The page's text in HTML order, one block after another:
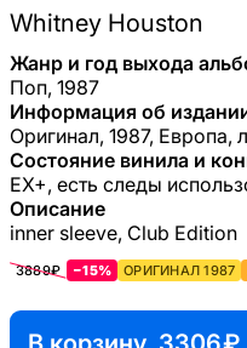
Whitney Houston
Жанр и год выхода
Поп, 1987
Информация об
Оригинал, 1987, Европа,
Состояние винила и
EX+, есть следы
Описание
inner sleeve, Club Edition
3889₽ −15% ОРИГИНАЛ 1987